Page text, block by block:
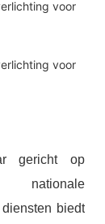
gericht op
biedt